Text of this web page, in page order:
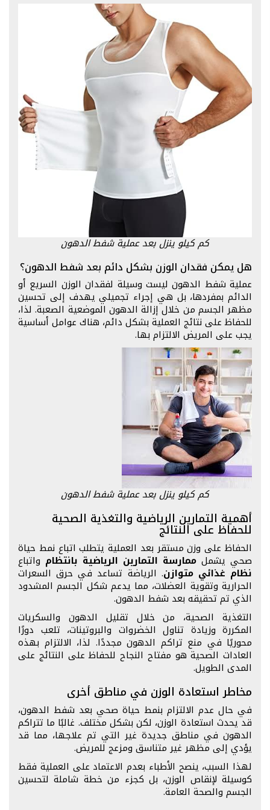
كم كيلو ينزل بعد عملية شفط الدهون
هل يمكن فقدان الوزن بشكل دائم بعد شفط الدهون؟
عملية شفط الدهون ليست وسيلة لفقدان الوزن السريع أو
الدائم بمفردها، بل هي إجراء تجميلي يهدف إلى تحسين
مظهر الجسم من خلال إزالة الدهون الموضعية الصعبة. لذا،
للحفاظ على نتائج العملية بشكل دائم، هناك عوامل أساسية
يجب على المريض الالتزام بها.
كم كيلو ينزل بعد عملية شفط الدهون
أهمية التمارين الرياضية والتغذية الصحية
للحفاظ على النتائج
الحفاظ على وزن مستقر بعد العملية يتطلب اتباع نمط حياة
صحي يشمل ممارسة التمارين الرياضية بانتظام واتباع
نظام غذائي متوازن. الرياضة تساعد في حرق السعرات
الحرارية وتقوية العضلات، مما يدعم شكل الجسم المشدود
الذي تم تحقيقه بعد شفط الدهون.
التغذية الصحية، من خلال تقليل الدهون والسكريات
المكررة وزيادة تناول الخضروات والبروتينات، تلعب دورًا
محوريًا في منع تراكم الدهون مجددًا. لذا، الالتزام بهذه
العادات الصحية هو مفتاح النجاح للحفاظ على النتائج على
المدى الطويل.
مخاطر استعادة الوزن في مناطق أخرى
في حال عدم الالتزام بنمط حياة صحي بعد شفط الدهون،
قد يحدث استعادة الوزن، لكن بشكل مختلف. غالبًا ما تتراكم
الدهون في مناطق جديدة غير التي تم علاجها، مما قد
يؤدي إلى مظهر غير متناسق ومزعج للمريض.
لهذا السبب، ينصح الأطباء بعدم الاعتماد على العملية فقط
كوسيلة لإنقاص الوزن، بل كجزء من خطة شاملة لتحسين
الجسم والصحة العامة.